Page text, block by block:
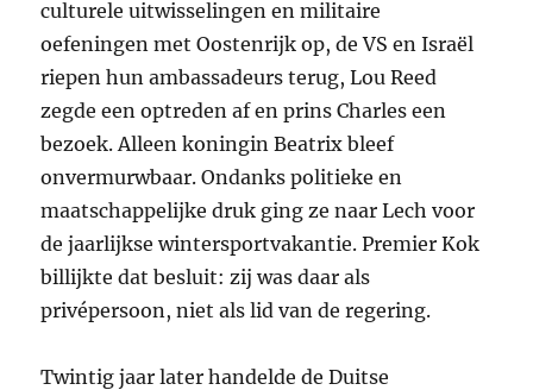
culturele uitwisselingen en militaire
oefeningen met Oostenrijk op, de VS en Israël
riepen hun ambassadeurs terug, Lou Reed
zegde een optreden af en prins Charles een
bezoek. Alleen koningin Beatrix bleef
onvermurwbaar. Ondanks politieke en
maatschappelijke druk ging ze naar Lech voor
de jaarlijkse wintersportvakantie. Premier Kok
billijkte dat besluit: zij was daar als
privépersoon, niet als lid van de regering.
Twintig jaar later handelde de Duitse